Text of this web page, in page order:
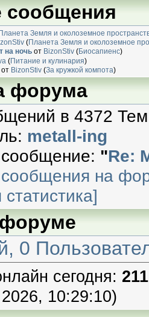
сообщения
Земля и околоземное
(Планета Земля и околоземное
на ночьот BizonStiv(Биосапиенс)
(Питание и кулинария)
от BizonStiv(За кружкой компота)
форума
в 4372
metall-ing
"Re:
на
0
сегодня: 211
10:29:10)